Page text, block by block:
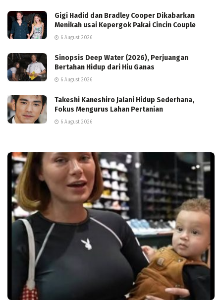
Gigi Hadid dan Bradley Cooper Dikabarkan
Menikah usai Kepergok Pakai Cincin Couple
6 August 2026
Sinopsis Deep Water (2026), Perjuangan
Bertahan Hidup dari Hiu Ganas
6 August 2026
Takeshi Kaneshiro Jalani Hidup Sederhana,
Fokus Mengurus Lahan Pertanian
6 August 2026